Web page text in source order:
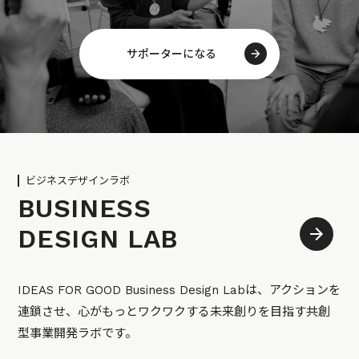
サポーターになる
ビジネスデザインラボ
BUSINESS
DESIGN LAB
IDEAS FOR GOOD Business Design Labは、アクションを
連鎖させ、心がもっとワクワクする未来創りを目指す共創
型事業開発ラボです。